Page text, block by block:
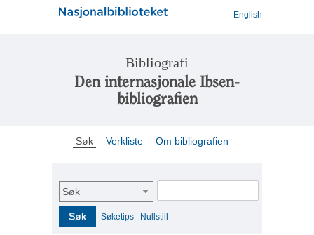
English
Bibliografi
Den internasjonale Ibsen-
bibliografien
Søk Verkliste Om bibliografien
Søk
Søk Søketips Nullstill